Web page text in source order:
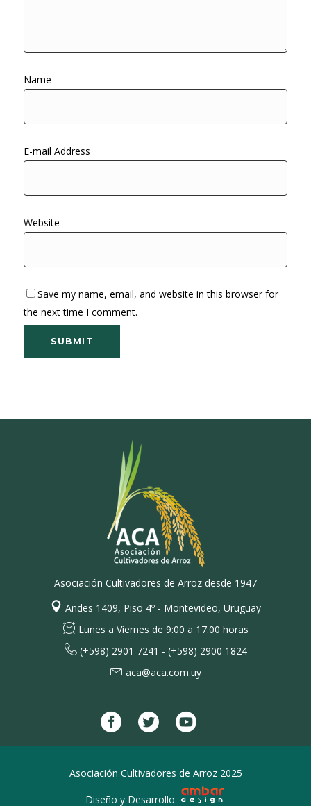
Name
E-mail Address
Website
Save my name, email, and website in this browser for
the next time I comment.
Asociación Cultivadores de Arroz desde 1947
Andes 1409, Piso 4º - Montevideo, Uruguay
Lunes a Viernes de 9:00 a 17:00 horas
(+598) 2901 7241 - (+598) 2900 1824
aca@aca.com.uy
Asociación Cultivadores de Arroz 2025
Diseño y Desarrollo